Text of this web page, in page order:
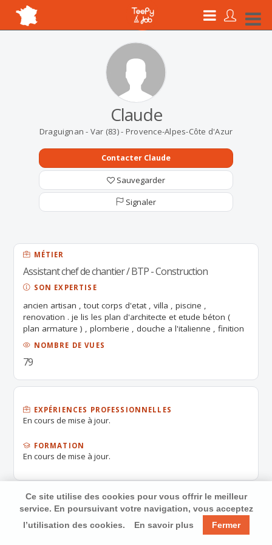
Claude
Draguignan - Var (83) - Provence-Alpes-Côte d'Azur
Contacter Claude
Sauvegarder
Signaler
MÉTIER
Assistant chef de chantier / BTP - Construction
SON EXPERTISE
ancien artisan , tout corps d'etat , villa , piscine ,
renovation . je lis les plan d'architecte et etude béton (
plan armature ) , plomberie , douche a l'italienne , finition
diverse , montage et pose cuisine , electricité ,
meunuiserie diverse autonome et competant .
NOMBRE DE VUES
79
EXPÉRIENCES PROFESSIONNELLES
En cours de mise à jour.
FORMATION
En cours de mise à jour.
Ce site utilise des cookies pour vous offrir le meilleur
service. En poursuivant votre navigation, vous acceptez
l’utilisation des cookies.
En savoir plus Fermer